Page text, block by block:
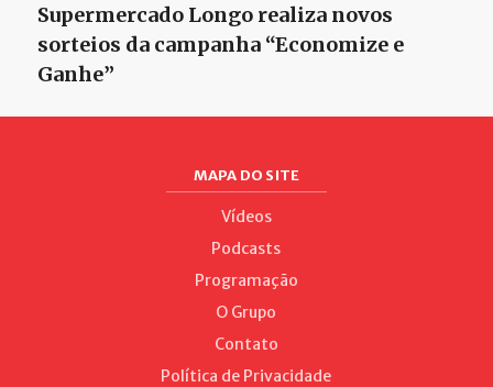
Supermercado Longo realiza novos
sorteios da campanha “Economize e
Ganhe”
MAPA DO SITE
Vídeos
Podcasts
Programação
O Grupo
Contato
Política de Privacidade